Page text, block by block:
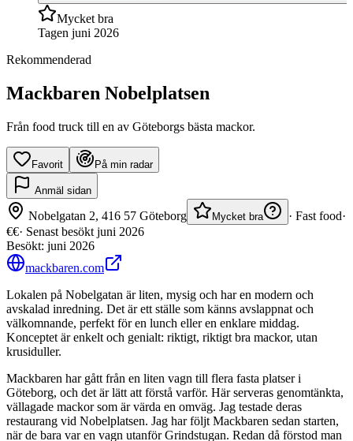
Mycket bra
Tagen juni 2026
Rekommenderad
Mackbaren Nobelplatsen
Från food truck till en av Göteborgs bästa mackor.
Favorit På min radar
Anmäl sidan
Nobelgatan 2, 416 57 Göteborg Mycket bra · Fast food·
€€· Senast besökt juni 2026
Besökt: juni 2026
mackbaren.com
Lokalen på Nobelgatan är liten, mysig och har en modern och
avskalad inredning. Det är ett ställe som känns avslappnat och
välkomnande, perfekt för en lunch eller en enklare middag.
Konceptet är enkelt och genialt: riktigt, riktigt bra mackor, utan
krusiduller.
Mackbaren har gått från en liten vagn till flera fasta platser i
Göteborg, och det är lätt att förstå varför. Här serveras genomtänkta,
vällagade mackor som är värda en omväg. Jag testade deras
restaurang vid Nobelplatsen. Jag har följt Mackbaren sedan starten,
när de bara var en vagn utanför Grindstugan. Redan då förstod man